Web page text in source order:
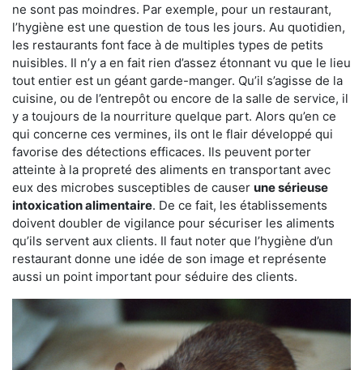
ne sont pas moindres. Par exemple, pour un restaurant,
l’hygiène est une question de tous les jours. Au quotidien,
les restaurants font face à de multiples types de petits
nuisibles. Il n’y a en fait rien d’assez étonnant vu que le lieu
tout entier est un géant garde-manger. Qu’il s’agisse de la
cuisine, ou de l’entrepôt ou encore de la salle de service, il
y a toujours de la nourriture quelque part. Alors qu’en ce
qui concerne ces vermines, ils ont le flair développé qui
favorise des détections efficaces. Ils peuvent porter
atteinte à la propreté des aliments en transportant avec
eux des microbes susceptibles de causer une sérieuse
intoxication alimentaire. De ce fait, les établissements
doivent doubler de vigilance pour sécuriser les aliments
qu’ils servent aux clients. Il faut noter que l’hygiène d’un
restaurant donne une idée de son image et représente
aussi un point important pour séduire des clients.